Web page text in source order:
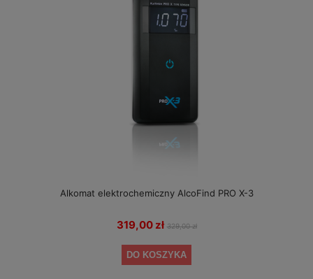
Alkomat elektrochemiczny AlcoFind PRO X-3
319,00 zł 329,00 zł
DO KOSZYKA